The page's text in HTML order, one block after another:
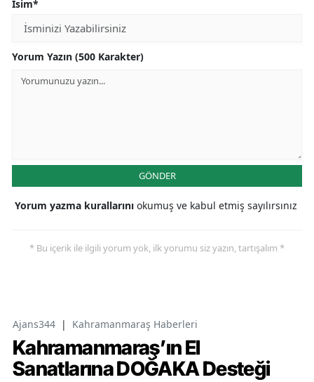
İsim*
Yorum Yazın (500 Karakter)
GÖNDER
Yorum yazma kurallarını okumuş ve kabul etmiş sayılırsınız
* Bu içerik ile ilgili yorum yok, ilk yorumu siz yazın, tartışalım *
Ajans344 | Kahramanmaraş Haberleri
Kahramanmaraş’ın El
Sanatlarına DOĞAKA Desteği